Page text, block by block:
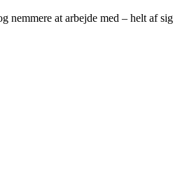
nemmere at arbejde med – helt af sig